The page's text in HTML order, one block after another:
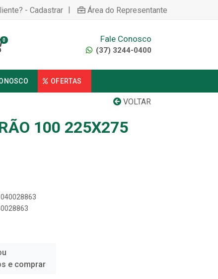
- Cadastrar | Área do Representante
0 Fale Conosco
(37) 3244-0400
OFERTAS
VOLTAR
100 225X275
e comprar